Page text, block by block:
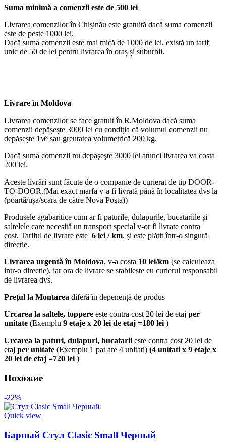
Suma minimă a comenzii este de 500 lei
Livrarea comenzilor în Chișinău este gratuită dacă suma comenzii
este de peste 1000 lei.
Dacă suma comenzii este mai mică de 1000 de lei, există un tarif
unic de 50 de lei pentru livrarea în oraș și suburbii.
Livrare în Moldova
Livrarea comenzilor se face gratuit în R.Moldova dacă suma
comenzii depășește 3000 lei cu condiția că volumul comenzii nu
depășește 1м³ sau greutatea volumetrică 200 kg.
Dacă suma comenzii nu depaşeşte 3000 lei atunci livrarea va costa
200 lei.
Aceste livrări sunt făcute de o companie de curierat de tip DOOR-
TO-DOOR.(Mai exact marfa v-a fi livrată până în localitatea dvs la
(poartă/ușa/scara de către Nova Poşta))
Produsele agabaritice cum ar fi paturile, dulapurile, bucatariile și
saltelele care necesită un transport special v-or fi livrate contra
cost. Tariful de livrare este 6 lei / km. și este plătit într-o singură
direcție.
Livrarea urgentă în Moldova, v-a costa 10 lei/km (se calculeaza
intr-o directie), iar ora de livrare se stabileste cu curierul responsabil
de livrarea dvs.
Prețul la Montarea diferă în depenență de produs
Urcarea la saltele, toppere este contra cost 20 lei de etaj per
unitate (Exemplu 9 etaje x 20 lei de etaj =180 lei )
Urcarea la paturi, dulapuri, bucatarii este contra cost 20 lei de
etaj per unitate (Exemplu 1 pat are 4 unitati) (4 unitati x 9 etaje x
20 lei de etaj =720 lei )
Похожие
-22%
Quick view
Барный Стул Clasic Small Черный